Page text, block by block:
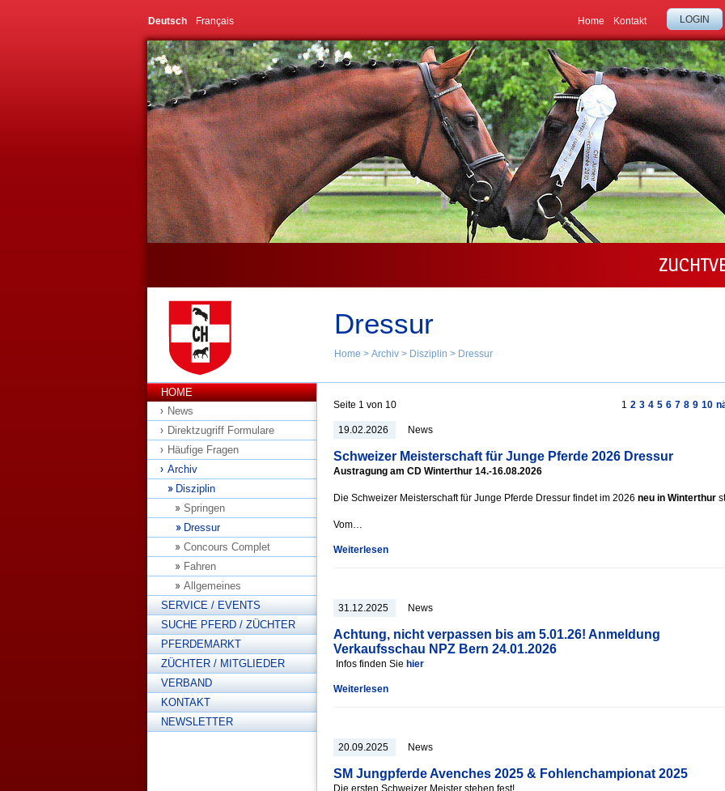
Deutsch Français LOGIN
Home Kontakt
Dressur
Home > Archiv > Disziplin > Dressur
HOME
News
Direktzugriff Formulare
Häufige Fragen
Archiv
Disziplin
Springen
Dressur
Concours Complet
Fahren
Allgemeines
SERVICE / EVENTS
SUCHE PFERD / ZÜCHTER
PFERDEMARKT
ZÜCHTER / MITGLIEDER
VERBAND
KONTAKT
NEWSLETTER
Seite 1 von 10 1 2 3 4 5 6 7 8 9 10
19.02.2026 News
Schweizer Meisterschaft für Junge Pferde 2026 Dressur
Austragung am CD Winterthur 14.-16.08.2026
Die Schweizer Meisterschaft für Junge Pferde Dressur findet im 2026 neu in Winterthur
Vom…
Weiterlesen
31.12.2025 News
Achtung, nicht verpassen bis am 5.01.26! Anmeldung
Verkaufsschau NPZ Bern 24.01.2026
Infos finden Sie hier
Weiterlesen
20.09.2025 News
SM Jungpferde Avenches 2025 & Fohlenchampionat 2025
Die ersten Schweizer Meister stehen fest!